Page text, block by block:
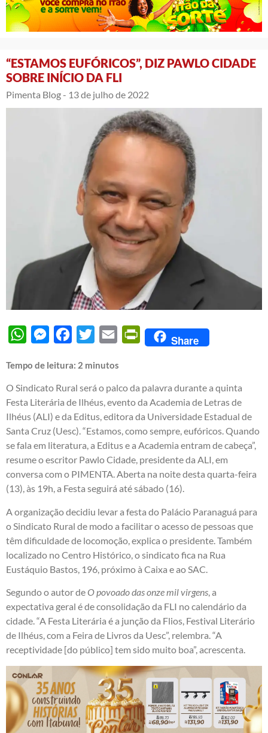
“ESTAMOS EUFÓRICOS”, DIZ PAWLO CIDADE
SOBRE INÍCIO DA FLI
Pimenta Blog - 13 de julho de 2022
WhatsAppMessengerFacebook
Twitter Email PrintFriendly
Share
Tempo de leitura: 2 minutos
O Sindicato Rural será o palco da palavra durante a quinta
Festa Literária de Ilhéus, evento da Academia de Letras de
Ilhéus (ALI) e da Editus, editora da Universidade Estadual de
Santa Cruz (Uesc). “Estamos, como sempre, eufóricos. Quando
se fala em literatura, a Editus e a Academia entram de cabeça”,
resume o escritor Pawlo Cidade, presidente da ALI, em
conversa com o PIMENTA. Aberta na noite desta quarta-feira
(13), às 19h, a Festa seguirá até sábado (16).
A organização decidiu levar a festa do Palácio Paranaguá para
o Sindicato Rural de modo a facilitar o acesso de pessoas que
têm dificuldade de locomoção, explica o presidente. Também
localizado no Centro Histórico, o sindicato fica na Rua
Eustáquio Bastos, 196, próximo à Caixa e ao SAC.
Segundo o autor deO povoado das onze mil virgens, a
expectativa geral é de consolidação da FLI no calendário da
cidade. “A Festa Literária é a junção da Flios, Festival Literário
de Ilhéus, com a Feira de Livros da Uesc”, relembra. “A
receptividade [do público] tem sido muito boa”, acrescenta.